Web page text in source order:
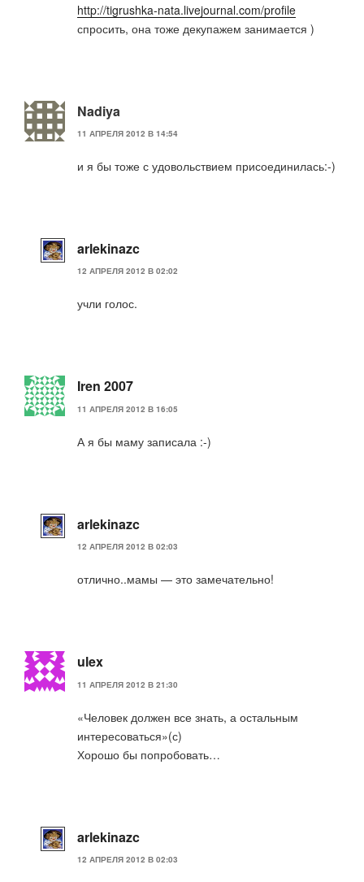
http://tigrushka-nata.livejournal.com/profile
спросить, она тоже декупажем занимается )
Nadiya
11 АПРЕЛЯ 2012 В 14:54
и я бы тоже с удовольствием присоединилась:-)
arlekinazc
12 АПРЕЛЯ 2012 В 02:02
учли голос.
Iren 2007
11 АПРЕЛЯ 2012 В 16:05
А я бы маму записала :-)
arlekinazc
12 АПРЕЛЯ 2012 В 02:03
отлично..мамы — это замечательно!
ulex
11 АПРЕЛЯ 2012 В 21:30
«Человек должен все знать, а остальным
интересоваться»(с)
Хорошо бы попробовать…
arlekinazc
12 АПРЕЛЯ 2012 В 02:03